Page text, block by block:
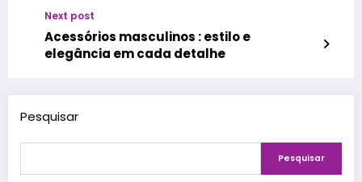
Next post
Acessórios masculinos : estilo e
elegância em cada detalhe
Pesquisar
Pesquisar